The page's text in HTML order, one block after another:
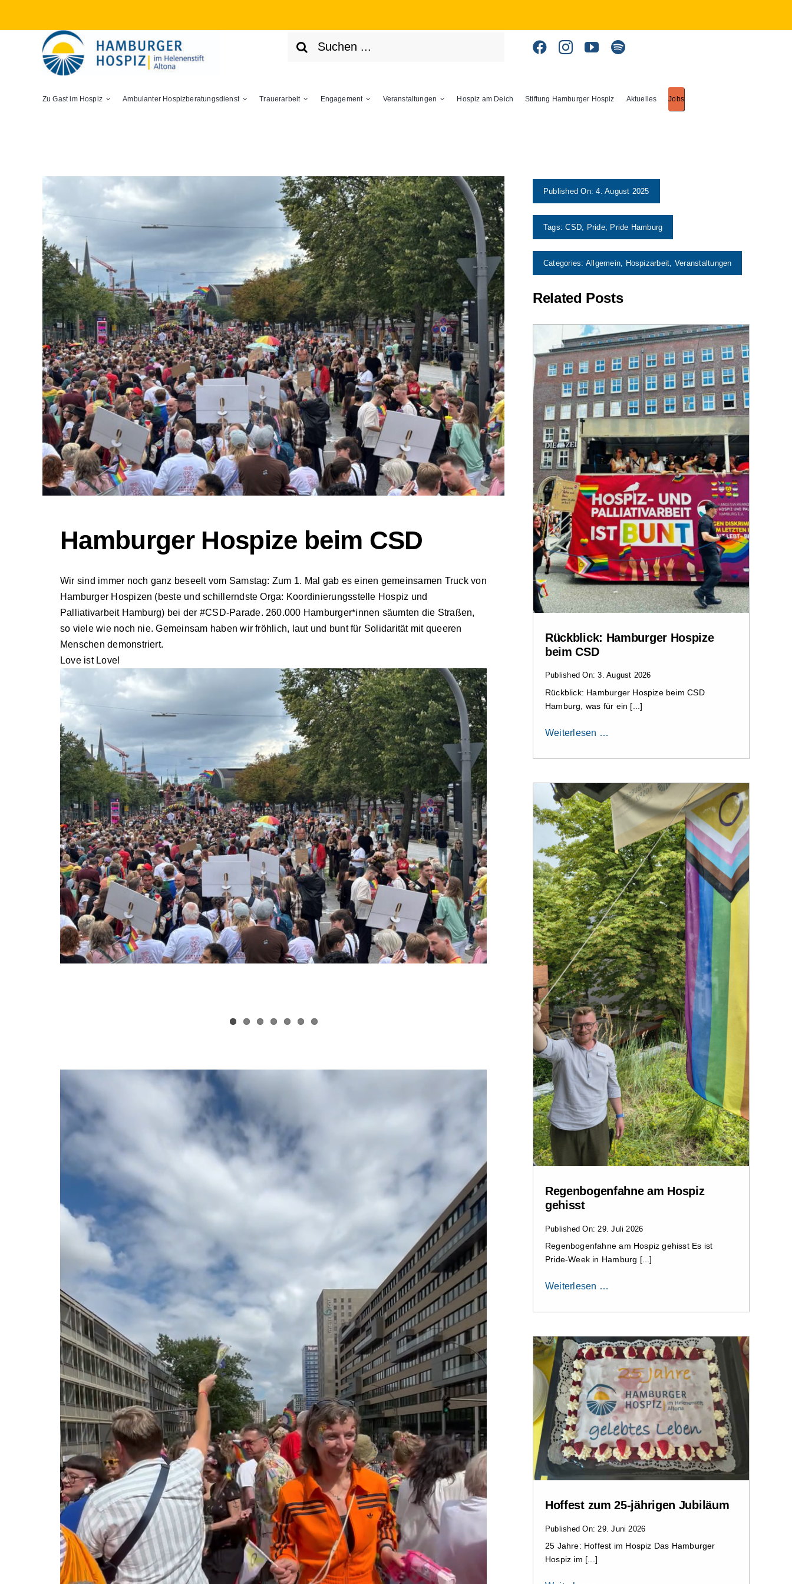
Suche
nach:
Zu Gast im Hospiz Ambulanter Hospizberatungsdienst Trauerarbeit Engagement Veranstaltungen Hospiz am Deich Stiftung Hamburger Hospiz Aktuelles Jobs
Hamburger Hospize beim CSD
Wir sind immer noch ganz beseelt vom Samstag: Zum 1. Mal gab es einen gemeinsamen Truck von
Hamburger Hospizen (beste und schillerndste Orga: Koordinierungsstelle Hospiz und
Palliativarbeit Hamburg) bei der #CSD-Parade. 260.000 Hamburger*innen säumten die Straßen,
so viele wie noch nie. Gemeinsam haben wir fröhlich, laut und bunt für Solidarität mit queeren
Menschen demonstriert.
Love ist Love!
Published On: 4. August 2025
Tags:CSD, Pride, Pride Hamburg
Categories: Allgemein, Hospizarbeit, Veranstaltungen
Related Posts
Rückblick: Hamburger Hospize
beim CSD
Published On: 3. August 2026
Rückblick: Hamburger Hospize beim CSD
Hamburg, was für ein [...]
Weiterlesen …
Regenbogenfahne am Hospiz
gehisst
Published On: 29. Juli 2026
Regenbogenfahne am Hospiz gehisst Es ist
Pride-Week in Hamburg [...]
Weiterlesen …
Hoffest zum 25-jährigen Jubiläum
Published On: 29. Juni 2026
25 Jahre: Hoffest im Hospiz Das Hamburger
Hospiz im [...]